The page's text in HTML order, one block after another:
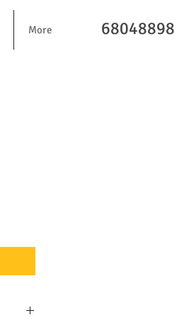
More 68048898